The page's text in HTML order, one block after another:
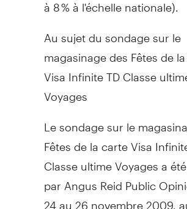
Au sujet du sondage sur le
magasinage des Fêtes de
Visa Infinite TD Classe
Voyages
Le sondage sur le
Fêtes de la carte Visa
Classe ultime Voyages a
par Angus Reid Public
24 au 26 novembre 2009,